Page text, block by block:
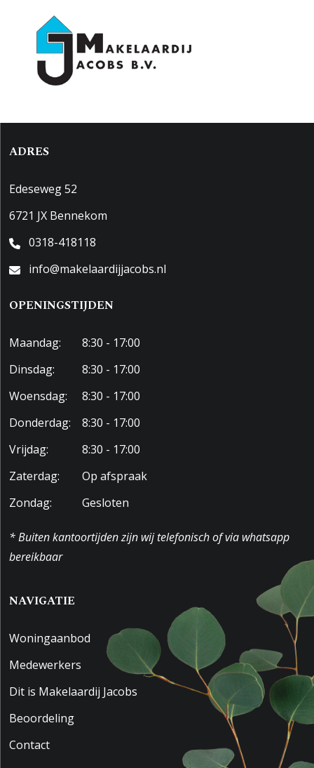
ADRES
Edeseweg 52
6721 JX Bennekom
0318-418118
info@makelaardijjacobs.nl
OPENINGSTIJDEN
Maandag:
8:30 - 17:00
Dinsdag:
8:30 - 17:00
Woensdag:
8:30 - 17:00
Donderdag:
8:30 - 17:00
Vrijdag:
8:30 - 17:00
Zaterdag:
Op afspraak
Zondag:
Gesloten
* Buiten kantoortijden zijn wij telefonisch of via whatsapp
bereikbaar
NAVIGATIE
Woningaanbod
Medewerkers
Dit is Makelaardij Jacobs
Beoordeling
Contact